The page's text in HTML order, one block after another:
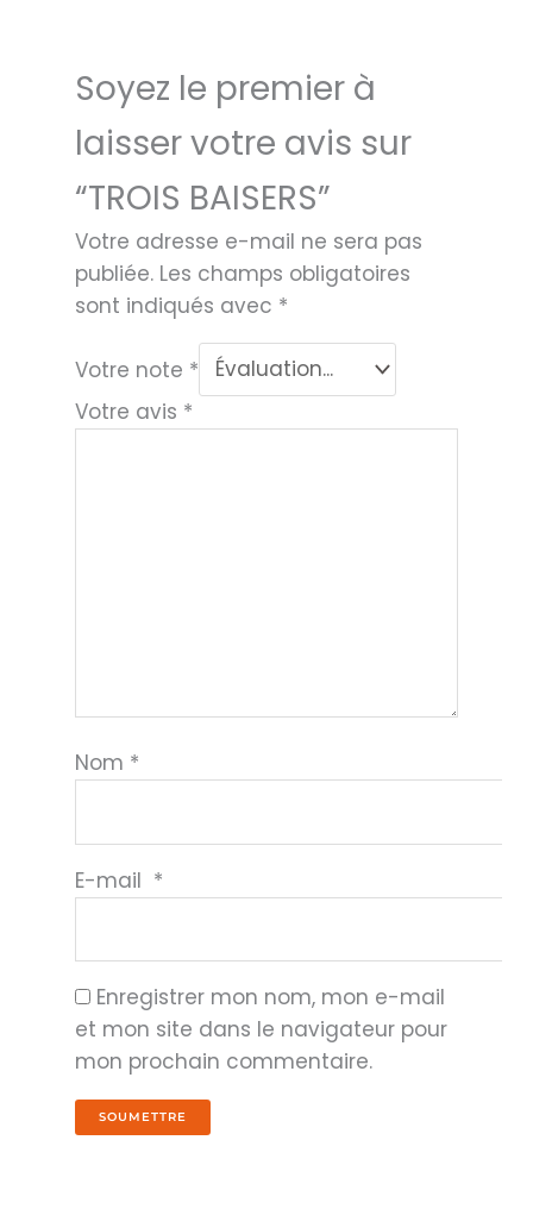
Soyez le premier à
laisser votre avis sur
“TROIS BAISERS”
Votre adresse e-mail ne sera pas
publiée. Les champs obligatoires
sont indiqués avec *
Votre note *
Votre avis *
Nom *
E-mail *
Enregistrer mon nom, mon e-mail
et mon site dans le navigateur pour
mon prochain commentaire.